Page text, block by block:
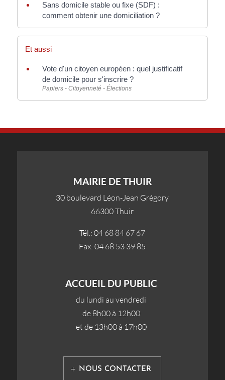
Sans domicile stable ou fixe (SDF) :
comment obtenir une domiciliation ?
Et aussi
Vote d'un citoyen européen : quel justificatif
de domicile pour s'inscrire ?
Papiers - Citoyenneté - Élections
MAIRIE DE THUIR
30 boulevard Léon-Jean Grégory
66300 Thuir
Tél.: 04 68 84 67 67
Fax: 04 68 53 39 85
ACCUEIL DU PUBLIC
du lundi au vendredi
de 8h00 à 12h00
et de 13h00 à 17h00
NOUS CONTACTER